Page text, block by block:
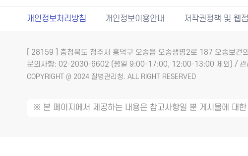
개인정보처리방침 개인정보이용안내 저작권정책 및 웹
[ 28159 ] 충청북도 청주시 흥덕구 오송읍 오송생명2로 187 오송보건
문의사항: 02-2030-6602 (평일 9:00-17:00, 12:00-13:00 제외) / 관
COPYRIGHT @ 2024 질병관리청. ALL RIGHT RESERVED
※ 본 페이지에서 제공하는 내용은 참고사항일 뿐 게시물에 대